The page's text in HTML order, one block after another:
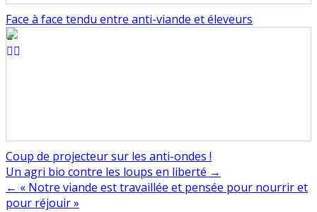
Face à face tendu entre anti-viande et éleveurs
Coup de projecteur sur les anti-ondes !
Navigation
de
Un agri bio contre les loups en liberté →
← « Notre viande est travaillée et pensée pour nourrir et
pour réjouir »